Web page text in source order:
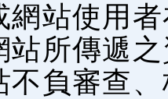
網站使用
站所傳遞
不負審查